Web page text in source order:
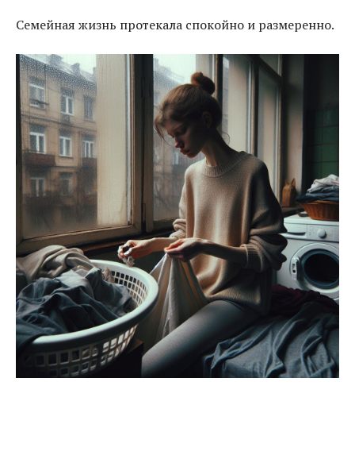
Семейная жизнь протекала спокойно и размеренно.